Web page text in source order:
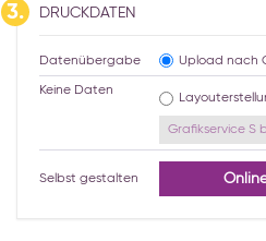
3. DRUCKDATEN
Datenübergabe Upload nach
Keine Daten
Grafikservice S
Selbst gestalten